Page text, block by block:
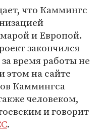
что Каммингс
и Европой.
закончился
время работы не
этом на сайте
Каммингса
человеком,
и говорит
.